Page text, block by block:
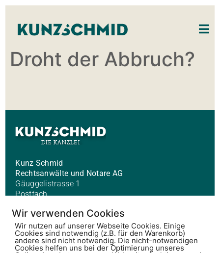
Droht der Abbruch?
Kunz Schmid
Rechtsanwälte und Notare AG
Gäuggelistrasse 1
Postfach
T +41 81 286 05 00
info@kunzschmid.ch
Wir verwenden Cookies
Wir nutzen auf unserer Webseite Cookies. Einige
Cookies sind notwendig (z.B. für den Warenkorb)
andere sind nicht notwendig. Die nicht-notwendigen
Cookies helfen uns bei der Optimierung unseres